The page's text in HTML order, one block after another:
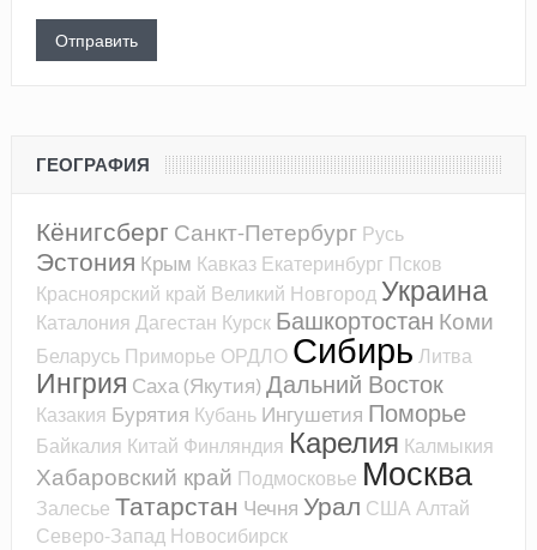
ГЕОГРАФИЯ
Кёнигсберг Санкт-Петербург Русь
Эстония Крым Кавказ Екатеринбург Псков
Красноярский край Великий Новгород Украина
Каталония Дагестан Курск Башкортостан Коми
Беларусь Приморье ОРДЛО Сибирь Литва
Ингрия Саха (Якутия) Дальний Восток
Казакия Бурятия Кубань Ингушетия Поморье
Байкалия Китай Финляндия Карелия Калмыкия
Хабаровский край Подмосковье Москва
Залесье Татарстан Чечня Урал США Алтай
Северо-Запад Новосибирск